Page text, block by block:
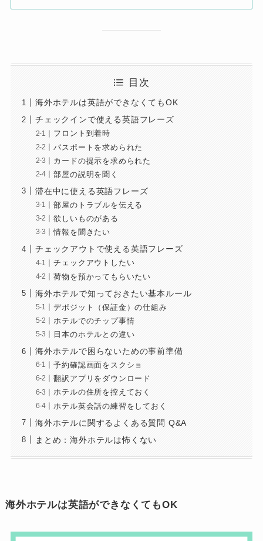
目次
海外ホテルは英語ができなくてもOK
チェックインで使える英語フレーズ
フロント到着時
パスポートを求められた
カードの提示を求められた
部屋の説明を聞く
滞在中に使える英語フレーズ
部屋のトラブルを伝える
欲しいものがある
情報を聞きたい
チェックアウトで使える英語フレーズ
チェックアウトしたい
荷物を預かってもらいたい
海外ホテルで知っておきたい基本ルール
デポジット（保証金）の仕組み
ホテルでのチップ事情
日本のホテルとの違い
海外ホテルで困らないための事前準備
予約確認画面をスクショ
翻訳アプリをダウンロード
ホテルの住所を控えておく
ホテル英会話の練習をしておく
海外ホテルに関するよくある質問 Q&A
まとめ：海外ホテルは怖くない
海外ホテルは英語ができなくてもOK